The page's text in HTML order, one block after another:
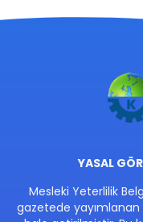
YASAL
Mesleki Yeterlilik
gazetede yayımlanan